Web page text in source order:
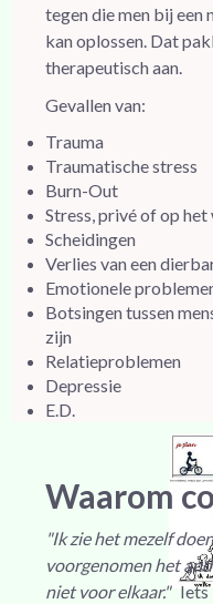
tegen die men bij
kan oplossen. Dat
therapeutisch aan.
Gevallen van:
Trauma
Traumatische stress
Burn-Out
Stress, privé of op het
Scheidingen
Verlies van een
Emotionele
Botsingen tussen
zijn
Relatieproblemen
Depressie
E.D.
Waarom
"Ik zie het mezelf
voorgenomen het
niet voor elkaar."Iets